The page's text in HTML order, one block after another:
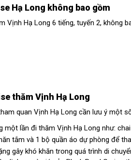
Hạ Long không bao gồm
Vịnh Hạ Long 6 tiếng, tuyến 2, không
thăm Vịnh Hạ Long
quan Vịnh Hạ Long cần lưu ý một
lần đi thăm Vịnh Hạ Long như: chai
tắm và 1 bộ quần áo dự phòng để
gây khó khăn trong quá trình di